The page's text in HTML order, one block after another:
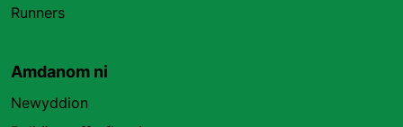
Runners
Amdanom ni
Newyddion